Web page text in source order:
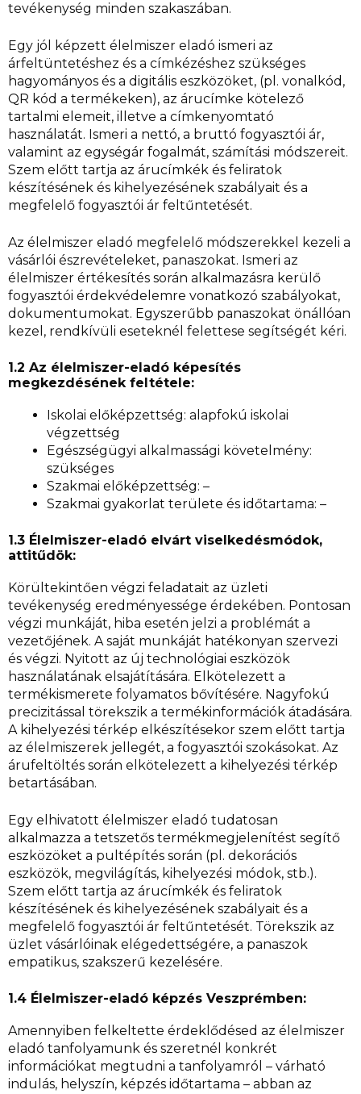
tevékenység minden szakaszában.
Egy jól képzett élelmiszer eladó ismeri az
árfeltüntetéshez és a címkézéshez szükséges
hagyományos és a digitális eszközöket, (pl. vonalkód,
QR kód a termékeken), az árucímke kötelező
tartalmi elemeit, illetve a címkenyomtató
használatát. Ismeri a nettó, a bruttó fogyasztói ár,
valamint az egységár fogalmát, számítási módszereit.
Szem előtt tartja az árucímkék és feliratok
készítésének és kihelyezésének szabályait és a
megfelelő fogyasztói ár feltűntetését.
Az élelmiszer eladó megfelelő módszerekkel kezeli a
vásárlói észrevételeket, panaszokat. Ismeri az
élelmiszer értékesítés során alkalmazásra kerülő
fogyasztói érdekvédelemre vonatkozó szabályokat,
dokumentumokat. Egyszerűbb panaszokat önállóan
kezel, rendkívüli eseteknél felettese segítségét kéri.
1.2 Az élelmiszer-eladó képesítés
megkezdésének feltétele:
Iskolai előképzettség: alapfokú iskolai
végzettség
Egészségügyi alkalmassági követelmény:
szükséges
Szakmai előképzettség: –
Szakmai gyakorlat területe és időtartama: –
1.3 Élelmiszer-eladó elvárt viselkedésmódok,
attitűdök:
Körültekintően végzi feladatait az üzleti
tevékenység eredményessége érdekében. Pontosan
végzi munkáját, hiba esetén jelzi a problémát a
vezetőjének. A saját munkáját hatékonyan szervezi
és végzi. Nyitott az új technológiai eszközök
használatának elsajátítására. Elkötelezett a
termékismerete folyamatos bővítésére. Nagyfokú
precizitással törekszik a termékinformációk átadására.
A kihelyezési térkép elkészítésekor szem előtt tartja
az élelmiszerek jellegét, a fogyasztói szokásokat. Az
árufeltöltés során elkötelezett a kihelyezési térkép
betartásában.
Egy elhivatott élelmiszer eladó tudatosan
alkalmazza a tetszetős termékmegjelenítést segítő
eszközöket a pultépítés során (pl. dekorációs
eszközök, megvilágítás, kihelyezési módok, stb.).
Szem előtt tartja az árucímkék és feliratok
készítésének és kihelyezésének szabályait és a
megfelelő fogyasztói ár feltűntetését. Törekszik az
üzlet vásárlóinak elégedettségére, a panaszok
empatikus, szakszerű kezelésére.
1.4 Élelmiszer-eladó képzés Veszprémben:
Amennyiben felkeltette érdeklődésed az élelmiszer
eladó tanfolyamunk és szeretnél konkrét
információkat megtudni a tanfolyamról – várható
indulás, helyszín, képzés időtartama – abban az